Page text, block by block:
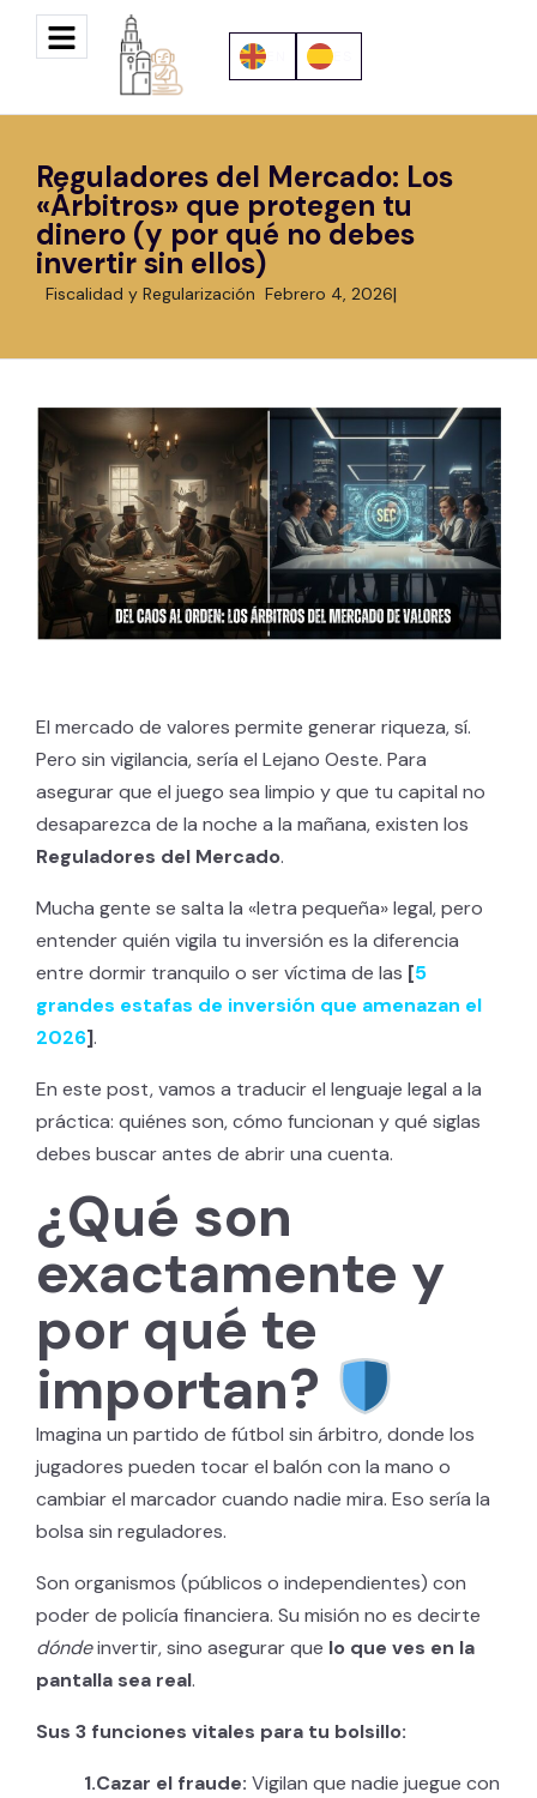
Reguladores del Mercado: Los
«Árbitros» que protegen tu
dinero (y por qué no debes
invertir sin ellos)
Fiscalidad y Regularización Febrero 4, 2026
El mercado de valores permite generar riqueza, sí.
Pero sin vigilancia, sería el Lejano Oeste. Para
asegurar que el juego sea limpio y que tu capital no
desaparezca de la noche a la mañana, existen los
Reguladores del Mercado.
Mucha gente se salta la «letra pequeña» legal, pero
entender quién vigila tu inversión es la diferencia
entre dormir tranquilo o ser víctima de las [5
grandes estafas de inversión que amenazan el
2026].
En este post, vamos a traducir el lenguaje legal a la
práctica: quiénes son, cómo funcionan y qué siglas
debes buscar antes de abrir una cuenta.
¿Qué son
exactamente y
por qué te
importan?
Imagina un partido de fútbol sin árbitro, donde los
jugadores pueden tocar el balón con la mano o
cambiar el marcador cuando nadie mira. Eso sería la
bolsa sin reguladores.
Son organismos (públicos o independientes) con
poder de policía financiera. Su misión no es decirte
dóndeinvertir, sino asegurar que lo que ves en la
pantalla sea real.
Sus 3 funciones vitales para tu bolsillo:
1.Cazar el fraude: Vigilan que nadie juegue con